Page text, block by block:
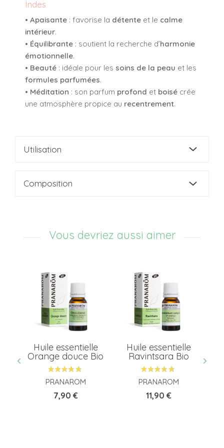
Indes
• Apaisante : favorise la détente et le calme
intérieur.
• Équilibrante : soutient la recherche d’harmonie
émotionnelle.
• Beauté : idéale pour les soins de la peau et les
formules parfumées.
• Méditation : son parfum profond et boisé crée
une atmosphère propice au recentrement.
Utilisation
Composition
Vous devriez aussi aimer
Huile essentielle
Orange douce Bio
PRANAROM
Prix
7,90 €
Huile essentielle
Ravintsara Bio
PRANAROM
Prix
11,90 €